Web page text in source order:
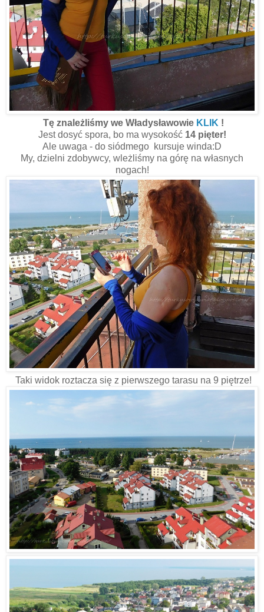
Tę znależliśmy we Władysławowie KLIK !
Jest dosyć spora, bo ma wysokość 14 pięter!
Ale uwaga - do siódmego kursuje winda:D
My, dzielni zdobywcy, wleżliśmy na górę na własnych
nogach!
Taki widok roztacza się z pierwszego tarasu na 9 piętrze!